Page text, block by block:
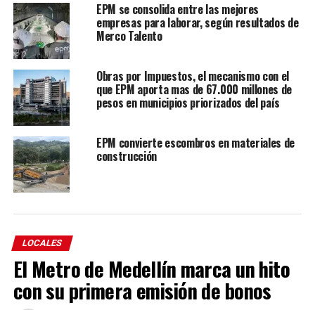
EPM se consolida entre las mejores
empresas para laborar, según resultados de
Merco Talento
Obras por Impuestos, el mecanismo con el
que EPM aporta mas de 67.000 millones de
pesos en municipios priorizados del país
EPM convierte escombros en materiales de
construcción
LOCALES
El Metro de Medellín marca un hito
con su primera emisión de bonos